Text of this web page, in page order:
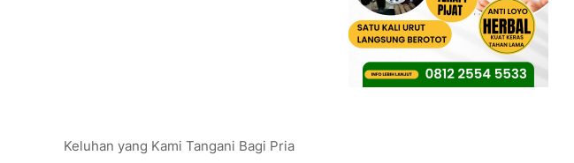
Keluhan yang Kami Tangani Bagi Pria